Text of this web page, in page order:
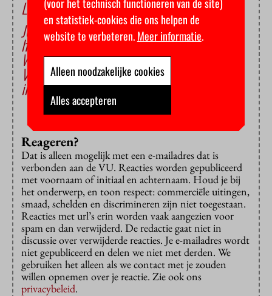
Lees ook
Je huisgenoten zelf uitkiezen? Dat bepaalt de
huisbaas, zegt de minister
Waarom DUWO hospiteren wil afschaffen
VU in beroep over bemiddelingskosten
internationale studenten
Reageren?
Dat is alleen mogelijk met een e-mailadres dat is
verbonden aan de VU. Reacties worden gepubliceerd
met voornaam of initiaal en achternaam. Houd je bij
het onderwerp, en toon respect: commerciële uitingen,
smaad, schelden en discrimineren zijn niet toegestaan.
Reacties met url’s erin worden vaak aangezien voor
spam en dan verwijderd. De redactie gaat niet in
discussie over verwijderde reacties. Je e-mailadres wordt
niet gepubliceerd en delen we niet met derden. We
gebruiken het alleen als we contact met je zouden
willen opnemen over je reactie. Zie ook ons
privacybeleid.
en statistiek-cookies die ons helpen de
website te verbeteren.Meer informatie.
Alleen noodzakelijke cookies
Alles accepteren